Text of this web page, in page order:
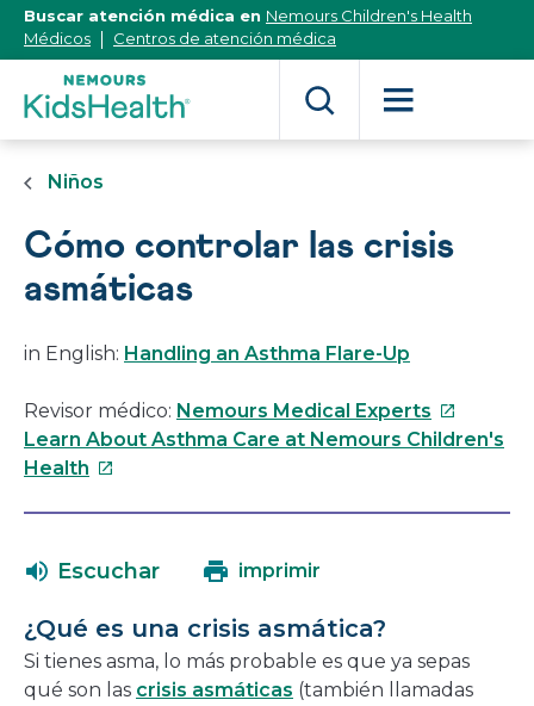
[Skip
Content]
Buscar atención médica en Nemours Children's Health
Médicos
Centros de atención médica
Niños
Cómo controlar las crisis
asmáticas
in English: Handling an Asthma Flare-Up
Revisor médico: Nemours Medical Experts Este
enlace
Learn About Asthma Care at Nemours Children's
Health Este
en
nueva
ventana
Escuchar imprimir
¿Qué es una crisis asmática?
Si tienes asma, lo más probable es que ya sepas
qué son las crisis asmáticas (también llamadas